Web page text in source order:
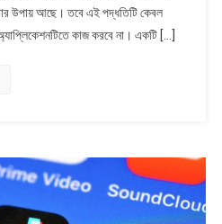
ভিডিও
দেখবেন
উপায় আছে। তবে এই পদ্ধতিটি কেবল
কাজ করবে না। একটি […]